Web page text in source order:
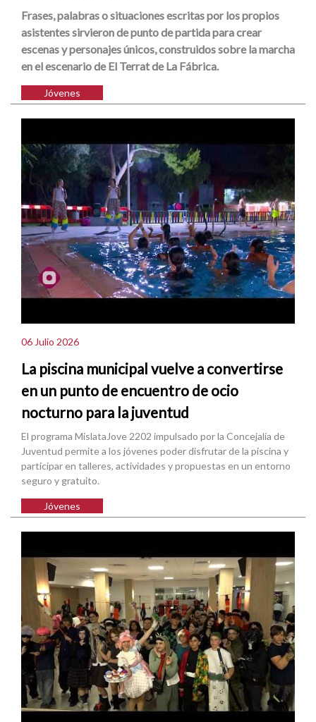
Frases, palabras o situaciones escritas por los propios
asistentes sirvieron de punto de partida para crear
escenas y personajes únicos, construidos sobre la marcha
en el escenario de El Terrat de La Fábrica.
Jóvenes
06 Julio 2026
La piscina municipal vuelve a convertirse
en un punto de encuentro de ocio
nocturno para la juventud
El programa MislataJove 2202 impulsado por la Concejalía de
Juventud permite a los jóvenes poder disfrutar de la piscina y
participar en talleres, actividades y propuestas en un entorno
seguro y gratuito.
Jóvenes